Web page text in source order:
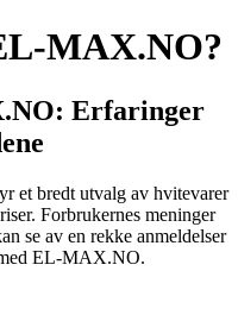
MAX.NO?
Erfaringer
et bredt utvalg av hvitevarer
Forbrukernes meninger
se av en rekke anmeldelser
EL-MAX.NO.